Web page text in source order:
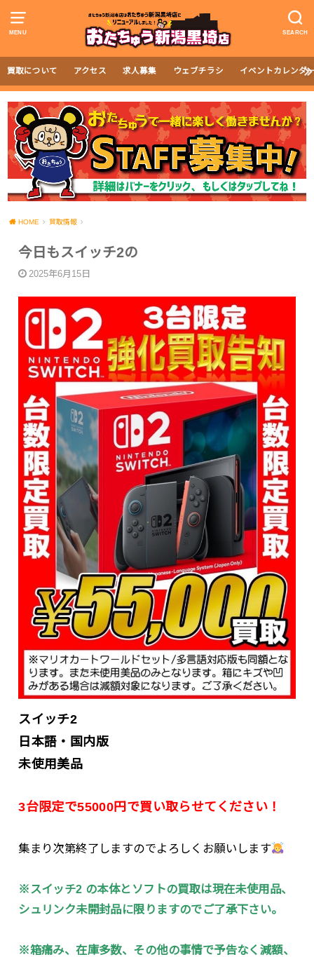
MENU SEARCH
買取について アクセス 求人募集 ウェブチラシ イベントカレンダ
HOME 買取情報
今日もスイッチ2の
2025年6月15日
スイッチ2
日本語・国内版
未使用美品
3台限定で55000円で買い取らせてください！
集まり次第終了しますのでよろしくお願いします
※スイッチ2 の本体とソフトの買取は現在未使用品、
シュリンク未開封品に限りますのでご了承下さい。
※箱痛み、在庫多数、その他の事情で予告なく減額、